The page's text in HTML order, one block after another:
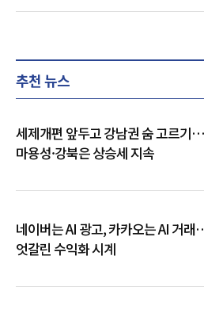
추천 뉴스
세제개편 앞두고 강남권 숨 고르기…
마용성·강북은 상승세 지속
네이버는 AI 광고, 카카오는 AI 거
엇갈린 수익화 시계